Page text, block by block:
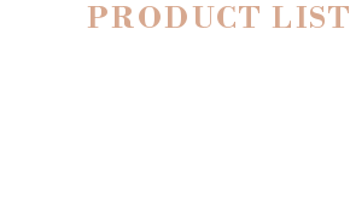
PRODUCT LIST